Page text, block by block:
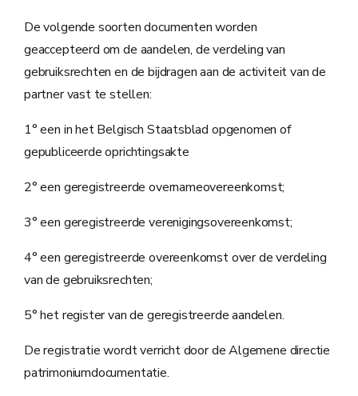
De volgende soorten documenten worden
geaccepteerd om de aandelen, de verdeling van
gebruiksrechten en de bijdragen aan de activiteit van de
partner vast te stellen:
1° een in het Belgisch Staatsblad opgenomen of
gepubliceerde oprichtingsakte
2° een geregistreerde overnameovereenkomst;
3° een geregistreerde verenigingsovereenkomst;
4° een geregistreerde overeenkomst over de verdeling
van de gebruiksrechten;
5° het register van de geregistreerde aandelen.
De registratie wordt verricht door de Algemene directie
patrimoniumdocumentatie.